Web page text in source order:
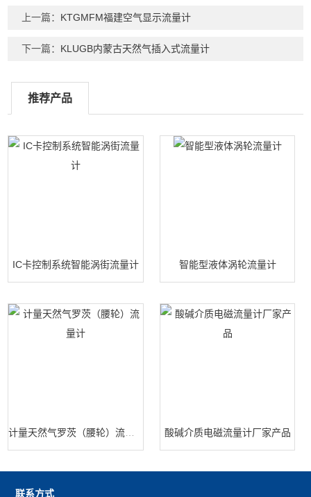
上一篇： KTGMFM福建空气显示流量计
下一篇： KLUGB内蒙古天然气插入式流量计
推荐产品
IC卡控制系统智能涡街流量计 智能型液体涡轮流量计
酸碱介质电磁流量计厂家产品
联系方式